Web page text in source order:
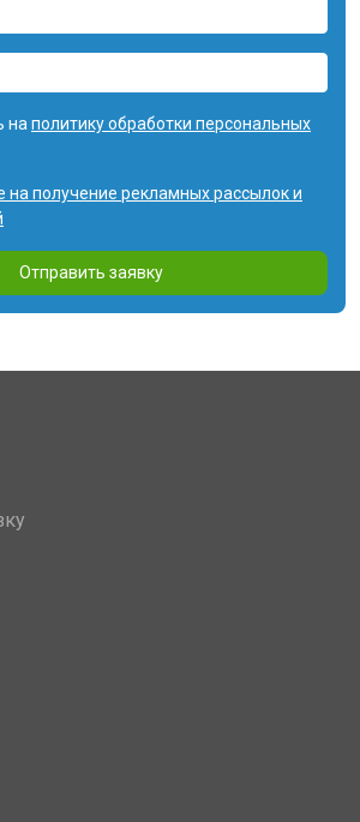
на политику обработки персональных
на получение рекламных рассылок и
Отправить заявку